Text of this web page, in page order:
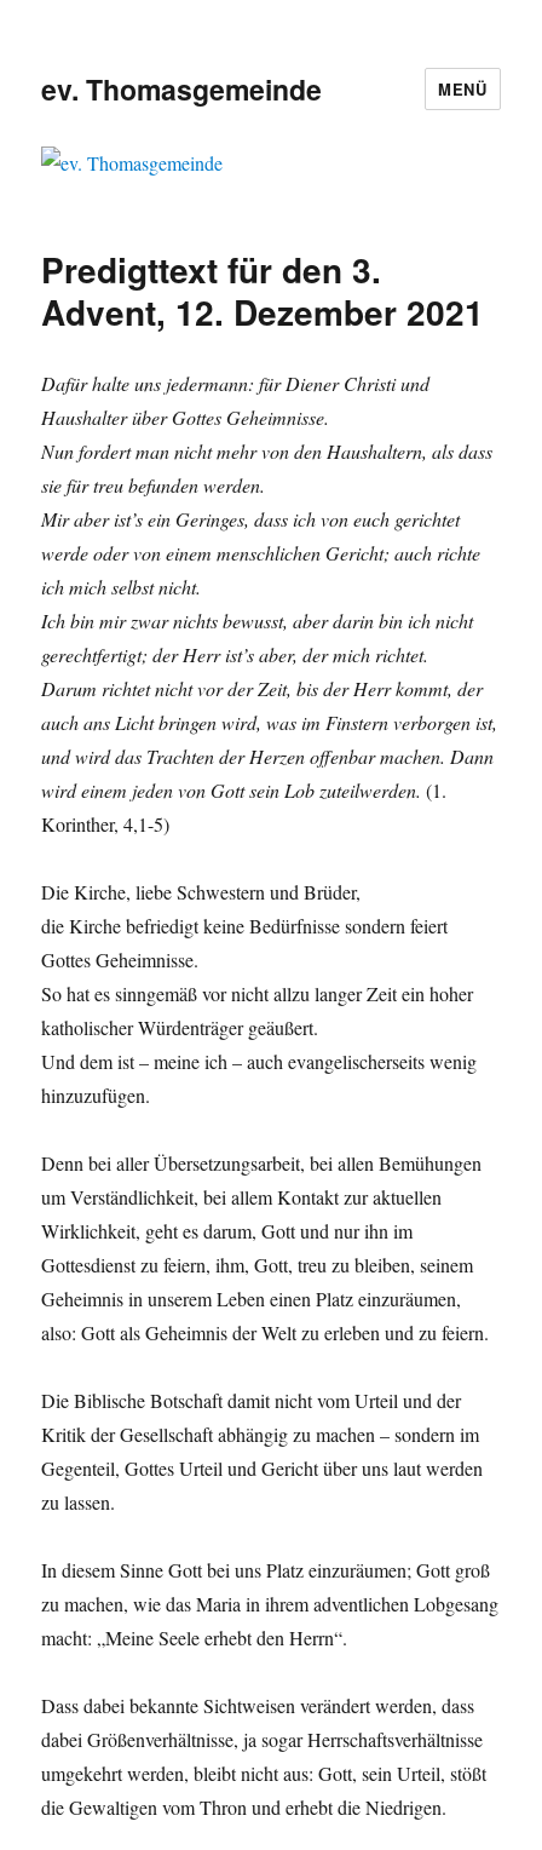
ev. Thomasgemeinde MENÜ
Predigttext für den 3.
Advent, 12. Dezember 2021
Dafür halte uns jedermann: für Diener Christi und
Haushalter über Gottes Geheimnisse.
Nun fordert man nicht mehr von den Haushaltern, als dass
sie für treu befunden werden.
Mir aber ist’s ein Geringes, dass ich von euch gerichtet
werde oder von einem menschlichen Gericht; auch richte
ich mich selbst nicht.
Ich bin mir zwar nichts bewusst, aber darin bin ich nicht
gerechtfertigt; der Herr ist’s aber, der mich richtet.
Darum richtet nicht vor der Zeit, bis der Herr kommt, der
auch ans Licht bringen wird, was im Finstern verborgen ist,
und wird das Trachten der Herzen offenbar machen. Dann
wird einem jeden von Gott sein Lob zuteilwerden. (1.
Korinther, 4,1-5)
Die Kirche, liebe Schwestern und Brüder,
die Kirche befriedigt keine Bedürfnisse sondern feiert
Gottes Geheimnisse.
So hat es sinngemäß vor nicht allzu langer Zeit ein hoher
katholischer Würdenträger geäußert.
Und dem ist – meine ich – auch evangelischerseits wenig
hinzuzufügen.
Denn bei aller Übersetzungsarbeit, bei allen Bemühungen
um Verständlichkeit, bei allem Kontakt zur aktuellen
Wirklichkeit, geht es darum, Gott und nur ihn im
Gottesdienst zu feiern, ihm, Gott, treu zu bleiben, seinem
Geheimnis in unserem Leben einen Platz einzuräumen,
also: Gott als Geheimnis der Welt zu erleben und zu feiern.
Die Biblische Botschaft damit nicht vom Urteil und der
Kritik der Gesellschaft abhängig zu machen – sondern im
Gegenteil, Gottes Urteil und Gericht über uns laut werden
zu lassen.
In diesem Sinne Gott bei uns Platz einzuräumen; Gott groß
zu machen, wie das Maria in ihrem adventlichen Lobgesang
macht: „Meine Seele erhebt den Herrn“.
Dass dabei bekannte Sichtweisen verändert werden, dass
dabei Größenverhältnisse, ja sogar Herrschaftsverhältnisse
umgekehrt werden, bleibt nicht aus: Gott, sein Urteil, stößt
die Gewaltigen vom Thron und erhebt die Niedrigen.